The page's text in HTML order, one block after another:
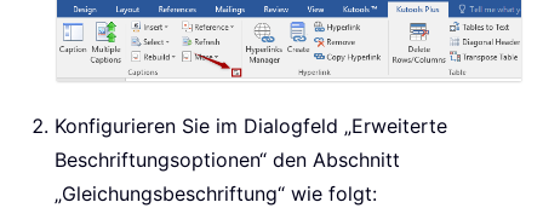
Konfigurieren Sie im Dialogfeld „Erweiterte
Beschriftungsoptionen“ den Abschnitt
„Gleichungsbeschriftung“ wie folgt: